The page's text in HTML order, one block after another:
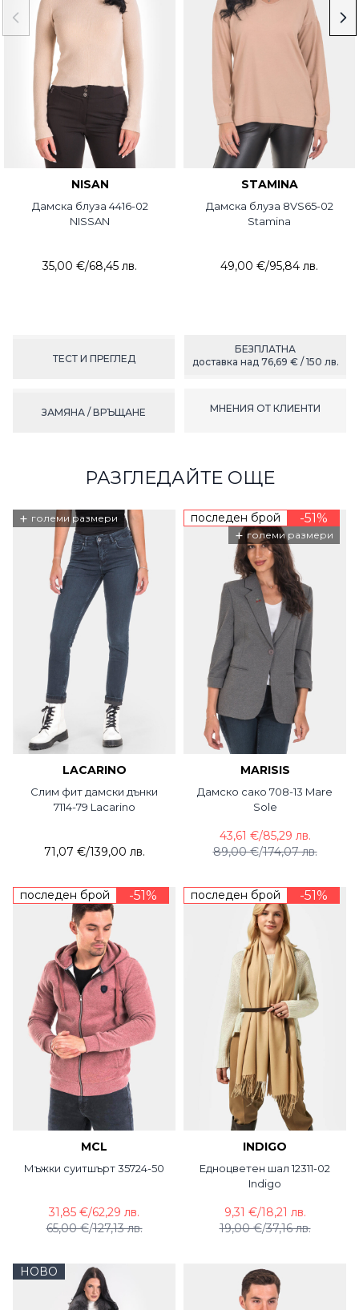
NISAN
Дамска блуза 4416-02
NISSAN
35,00 €/68,45 лв.
STAMINA
Дамска блуза 8VS65-02
Stamina
49,00 €/95,84 лв.
ТЕСТ И ПРЕГЛЕД
БЕЗПЛАТНА
доставка над 76,69 € / 150 лв.
ЗАМЯНА / ВРЪЩАНЕ МНЕНИЯ ОТ КЛИЕНТИ
РАЗГЛЕДАЙТЕ ОЩЕ
+ големи размери
LACARINO
Слим фит дамски дънки
7114-79 Lacarino
71,07 €/139,00 лв.
последен брой -51%
+ големи размери
MARISIS
Дамско сако 708-13 Mare
Sole
89,00 €/174,07 лв.
43,61 €/85,29 лв.
последен брой -51%
MCL
Мъжки суитшърт 35724-50
65,00 €/127,13 лв.
31,85 €/62,29 лв.
последен брой -51%
INDIGO
Едноцветен шал 12311-02
Indigo
19,00 €/37,16 лв.
9,31 €/18,21 лв.
НОВО